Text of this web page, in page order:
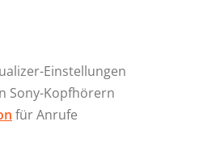
Einstellungen
Sony-Kopfhörern
für Anrufe